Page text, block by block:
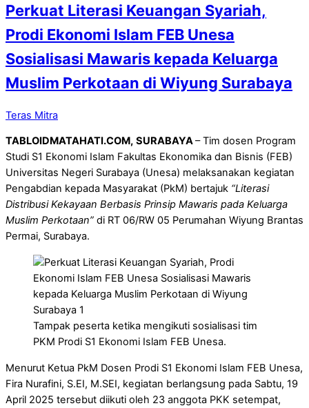
Perkuat Literasi Keuangan Syariah,
Prodi Ekonomi Islam FEB Unesa
Sosialisasi Mawaris kepada Keluarga
Muslim Perkotaan di Wiyung Surabaya
Teras Mitra
TABLOIDMATAHATI.COM, SURABAYA– Tim dosen Program
Studi S1 Ekonomi Islam Fakultas Ekonomika dan Bisnis (FEB)
Universitas Negeri Surabaya (Unesa) melaksanakan kegiatan
Pengabdian kepada Masyarakat (PkM) bertajuk “Literasi
Distribusi Kekayaan Berbasis Prinsip Mawaris pada Keluarga
Muslim Perkotaan” di RT 06/RW 05 Perumahan Wiyung Brantas
Permai, Surabaya.
Tampak peserta ketika mengikuti sosialisasi tim
PKM Prodi S1 Ekonomi Islam FEB Unesa.
Menurut Ketua PkM Dosen Prodi S1 Ekonomi Islam FEB Unesa,
Fira Nurafini, S.EI, M.SEI, kegiatan berlangsung pada Sabtu, 19
April 2025 tersebut diikuti oleh 23 anggota PKK setempat,